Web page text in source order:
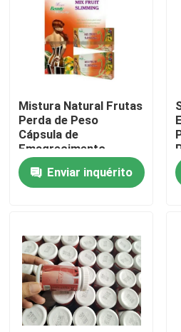
vídeos
Sobre nós
Excursão da fábrica
Controle da qualidade
Contacte-nos
Peça umas citações
Suplementos ervais aos
Suplemento erval a Maca
Mistura Natural Frutas
Perda de Peso
Cápsula de
Emagrecimento
Enviar inquérito